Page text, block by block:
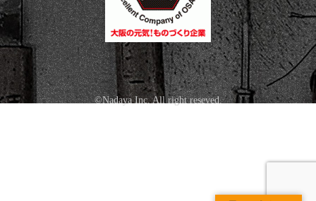
©Nadaya Inc. All right reseved.